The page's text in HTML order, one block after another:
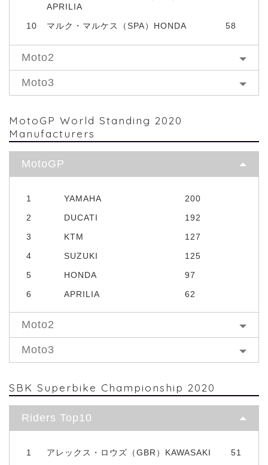
APRILIA
10 マルク・マルケス（SPA）HONDA 58
Moto2
Moto3
MotoGP World Standing 2020
Manufacturers
MotoGP
1 YAMAHA
200
2
DUCATI
192
3
KTM
127
4
SUZUKI
125
5
HONDA
97
6
APRILIA 62
Moto2
Moto3
SBK Superbike Championship 2020
Riders Top10
1 アレックス・ロウズ（GBR）KAWASAKI 51